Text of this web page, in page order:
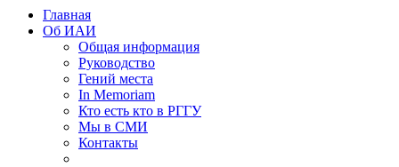
Главная
Об ИАИ
Общая информация
Руководство
Гений места
In Memoriam
Кто есть кто в РГГУ
Мы в СМИ
Контакты